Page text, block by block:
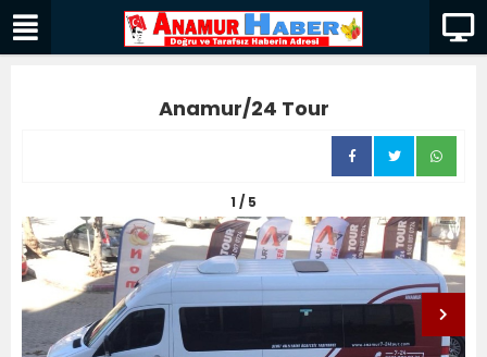
Anamur/24 Tour
1 / 5